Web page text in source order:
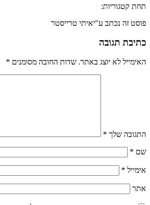
תחת קטגוריות:
פוסט זה נכתב ע"יאיתי טרייסטר
כתיבת תגובה
האימייל לא יוצג באתר. שדות החובה מסומנים *
התגובה שלך *
שם *
אימייל *
אתר